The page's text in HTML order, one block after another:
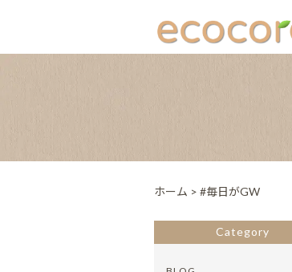
ホーム > #毎日がGW
Category